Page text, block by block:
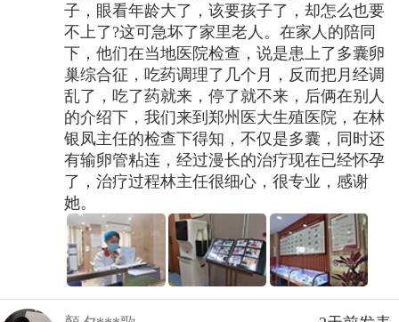
子，眼看年龄大了，该要孩子了，却怎么也要
不上了?这可急坏了家里老人。在家人的陪同
下，他们在当地医院检查，说是患上了多囊卵
巢综合征，吃药调理了几个月，反而把月经调
乱了，吃了药就来，停了就不来，后俩在别人
的介绍下，我们来到郑州医大生殖医院，在林
银凤主任的检查下得知，不仅是多囊，同时还
有输卵管粘连，经过漫长的治疗现在已经怀孕
了，治疗过程林主任很细心，很专业，感谢
她。